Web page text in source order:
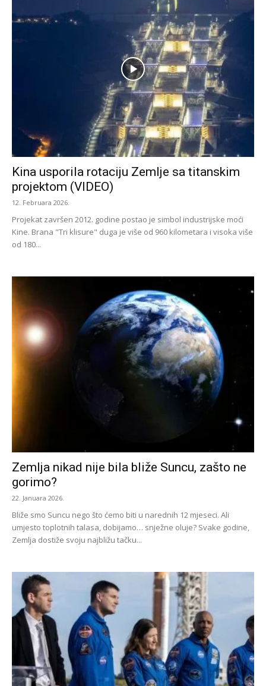
Kina usporila rotaciju Zemlje sa titanskim
projektom (VIDEO)
12. Februara 2026.
Projekat završen 2012. godine postao je simbol industrijske moći
Kine. Brana "Tri klisure" duga je više od 960 kilometara i visoka više
od 180...
Zemlja nikad nije bila bliže Suncu, zašto ne
gorimo?
22. Januara 2026.
Bliže smo Suncu nego što ćemo biti u narednih 12 mjeseci. Ali
umjesto toplotnih talasa, dobijamo… snježne oluje? Svake godine,
Zemlja dostiže svoju najbližu tačku...